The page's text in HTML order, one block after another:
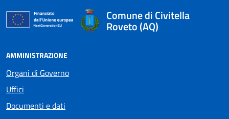
Comune di Civitella
Roveto (AQ)
AMMINISTRAZIONE
Organi di Governo
Uffici
Documenti e dati